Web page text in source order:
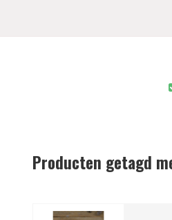
Producten getagd